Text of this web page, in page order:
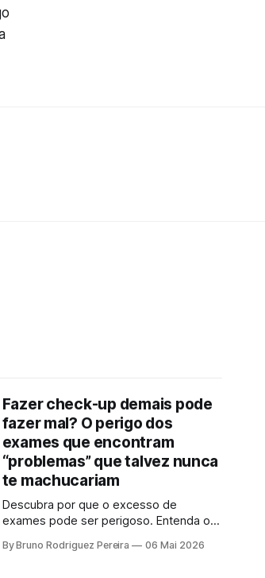
Fazer check-up demais pode
fazer mal? O perigo dos
exames que encontram
“problemas” que talvez nunca
te machucariam
Descubra por que o excesso de
exames pode ser perigoso. Entenda o
"check-up inteligente" protege sua
By Bruno Rodriguez Pereira 06 Mai 2026